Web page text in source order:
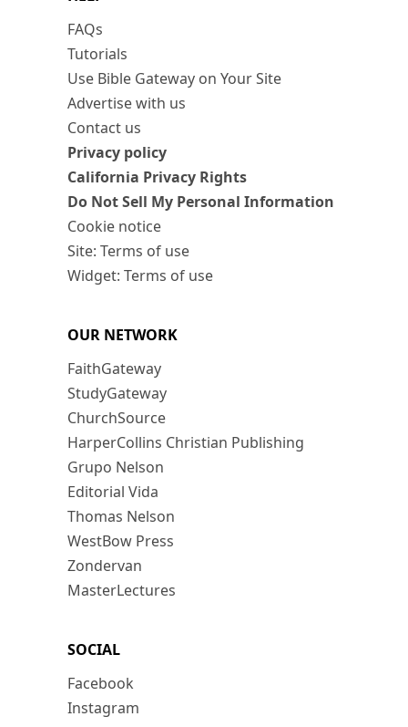
FAQs
Tutorials
Use Bible Gateway on Your Site
Advertise with us
Contact us
Privacy policy
California Privacy Rights
Do Not Sell My Personal Information
Cookie notice
Site: Terms of use
Widget: Terms of use
OUR NETWORK
FaithGateway
StudyGateway
ChurchSource
HarperCollins Christian Publishing
Grupo Nelson
Editorial Vida
Thomas Nelson
WestBow Press
Zondervan
MasterLectures
SOCIAL
Facebook
Instagram